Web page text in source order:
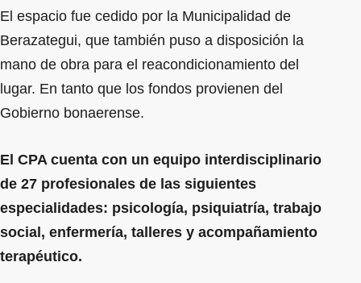
El espacio fue cedido por la Municipalidad de
Berazategui, que también puso a disposición la
mano de obra para el reacondicionamiento del
lugar. En tanto que los fondos provienen del
Gobierno bonaerense.
El CPA cuenta con un equipo interdisciplinario
de 27 profesionales de las siguientes
especialidades: psicología, psiquiatría, trabajo
social, enfermería, talleres y acompañamiento
terapéutico.